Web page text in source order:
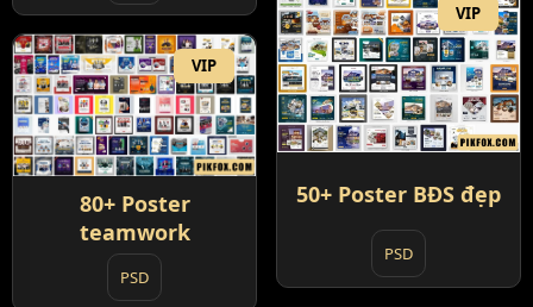
VIP
50+ Poster BĐS đẹp
PSD
VIP
80+ Poster
teamwork
PSD